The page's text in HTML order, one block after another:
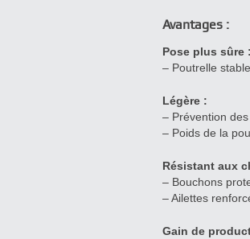
Avantages :
Pose plus sûre
– Poutrelle
Légère :
– Prévention
– Poids de la
Résistant aux
– Bouchons
– Ailettes
Gain de